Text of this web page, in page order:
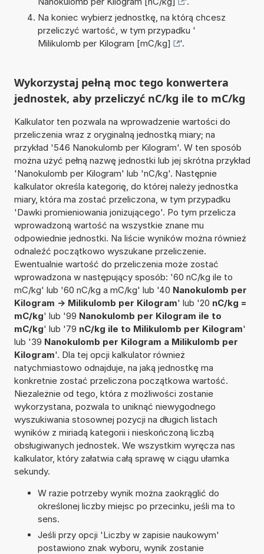
Na koniec wybierz jednostkę, na którą chcesz
przeliczyć wartość, w tym przypadku '
Milikulomb per Kilogram [mC/kg]
'.
Wykorzystaj pełną moc tego konwertera
jednostek, aby przeliczyć nC/kg ile to mC/kg
Kalkulator ten pozwala na wprowadzenie wartości do
przeliczenia wraz z oryginalną jednostką miary; na
przykład '546 Nanokulomb per Kilogram'. W ten sposób
można użyć pełną nazwę jednostki lub jej skrótna przykład
'Nanokulomb per Kilogram' lub 'nC/kg'. Następnie
kalkulator określa kategorię, do której należy jednostka
miary, która ma zostać przeliczona, w tym przypadku
'Dawki promieniowania jonizującego'. Po tym przelicza
wprowadzoną wartość na wszystkie znane mu
odpowiednie jednostki. Na liście wyników można również
odnaleźć początkowo wyszukane przeliczenie.
Ewentualnie wartość do przeliczenia może zostać
wprowadzona w następujący sposób: '60 nC/kg ile to
mC/kg' lub '60 nC/kg a mC/kg' lub '40 Nanokulomb per
Kilogram -> Milikulomb per Kilogram' lub '20 nC/kg =
mC/kg' lub '99 Nanokulomb per Kilogram ile to
mC/kg' lub '79 nC/kg ile to Milikulomb per Kilogram'
lub '39 Nanokulomb per Kilogram a Milikulomb per
Kilogram'. Dla tej opcji kalkulator również
natychmiastowo odnajduje, na jaką jednostkę ma
konkretnie zostać przeliczona początkowa wartość.
Niezależnie od tego, która z możliwości zostanie
wykorzystana, pozwala to uniknąć niewygodnego
wyszukiwania stosownej pozycji na długich listach
wyników z miriadą kategorii i nieskończoną liczbą
obsługiwanych jednostek. We wszystkim wyręcza nas
kalkulator, który załatwia całą sprawę w ciągu ułamka
sekundy.
W razie potrzeby wynik można zaokrąglić do
określonej liczby miejsc po przecinku, jeśli ma to
sens.
Jeśli przy opcji 'Liczby w zapisie naukowym'
postawiono znak wyboru, wynik zostanie